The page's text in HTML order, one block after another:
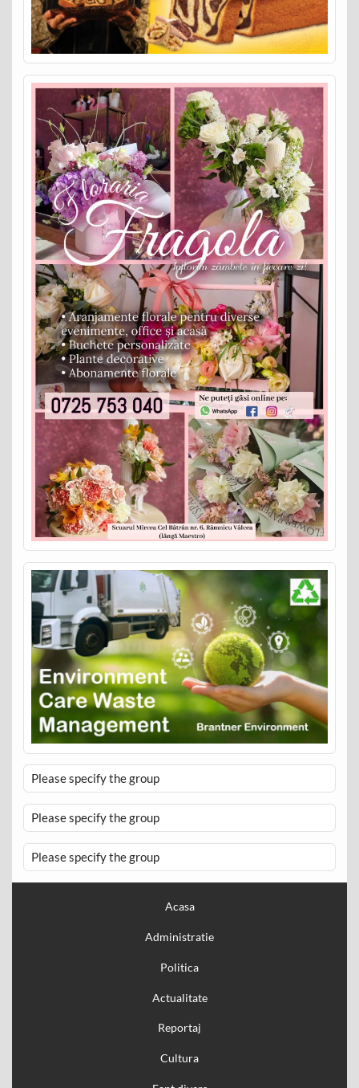
Please specify the group
Please specify the group
Please specify the group
Acasa
Administratie
Politica
Actualitate
Reportaj
Cultura